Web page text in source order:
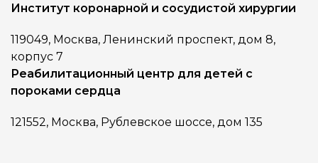
Институт коронарной и сосудистой хирургии
119049, Москва, Ленинский проспект, дом 8,
корпус 7
Реабилитационный центр для детей с
пороками сердца
121552, Москва, Рублевское шоссе, дом 135